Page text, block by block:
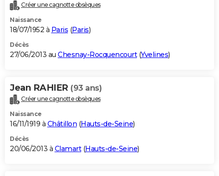
Créer une cagnotte obsèques
Naissance
18/07/1952 à Paris (Paris)
Décès
27/06/2013 au Chesnay-Rocquencourt(Yvelines)
Jean RAHIER (93 ans)
Créer une cagnotte obsèques
Naissance
16/11/1919 à Châtillon (Hauts-de-Seine)
Décès
20/06/2013 à Clamart(Hauts-de-Seine)